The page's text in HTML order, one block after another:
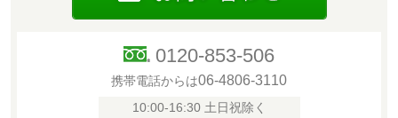
0120-853-506
携帯電話からは06-4806-3110
10:00-16:30 土日祝除く